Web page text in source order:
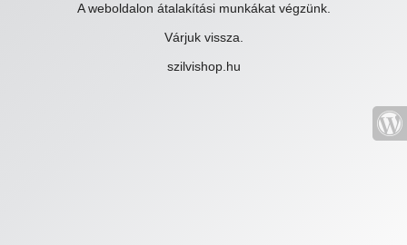
A weboldalon átalakítási munkákat végzünk.
Várjuk vissza.
szilvishop.hu